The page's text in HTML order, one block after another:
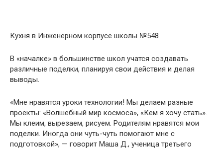
Кухня в Инженерном корпусе школы №548
В «началке» в большинстве школ учатся создавать
различные поделки, планируя свои действия и делая
выводы.
«Мне нравятся уроки технологии! Мы делаем разные
проекты: «Волшебный мир космоса», «Кем я хочу стать».
Мы клеим, вырезаем, рисуем. Родителям нравятся мои
поделки. Иногда они чуть-чуть помогают мне с
подготовкой», — говорит Маша Д., ученица третьего